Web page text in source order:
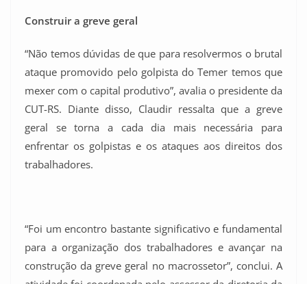
Construir a greve geral
“Não temos dúvidas de que para resolvermos o brutal
ataque promovido pelo golpista do Temer temos que
mexer com o capital produtivo”, avalia o presidente da
CUT-RS. Diante disso, Claudir ressalta que a greve
geral se torna a cada dia mais necessária para
enfrentar os golpistas e os ataques aos direitos dos
trabalhadores.
“Foi um encontro bastante significativo e fundamental
para a organização dos trabalhadores e avançar na
construção da greve geral no macrossetor”, conclui. A